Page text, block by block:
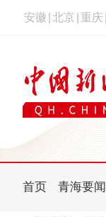
安徽 北京 重庆
首页 青海要闻